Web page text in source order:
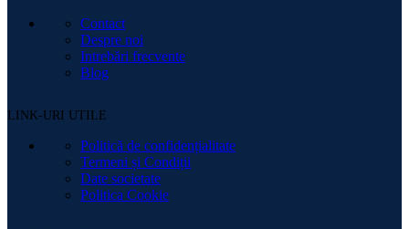
Contact
Despre noi
Intrebări frecvente
Blog
LINK-URI UTILE
Politică de confidențialitate
Termeni și Condiții
Date societate
Politica Cookie